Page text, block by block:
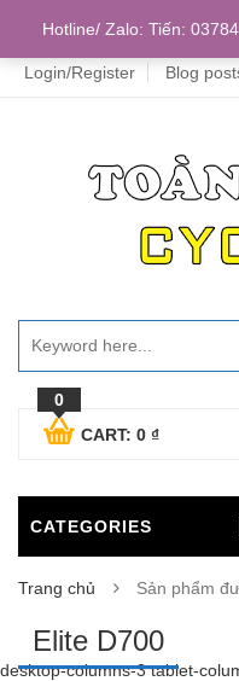
Login/Register Blog
0
CART: 0 ₫
CATEGORIES
Trang chủ Sản phẩm
Elite D700
desktop-columns-3 tablet-
Hotline/ Zalo: Tiến: